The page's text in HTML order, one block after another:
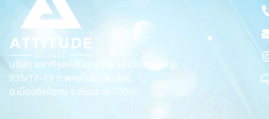
บริษัท แอททิจูดคลินิก จำกัด (สำนักงานใหญ่)
935/17-19 ถ.พหลโยธิน ต.เวียง
อ.เมืองเชียงราย จ.เชียงราย 57000